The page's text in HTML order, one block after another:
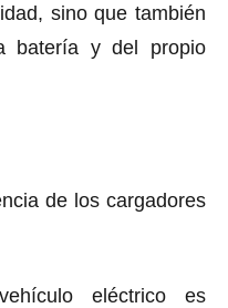
sino que también
batería y del propio
de los cargadores
eléctrico es